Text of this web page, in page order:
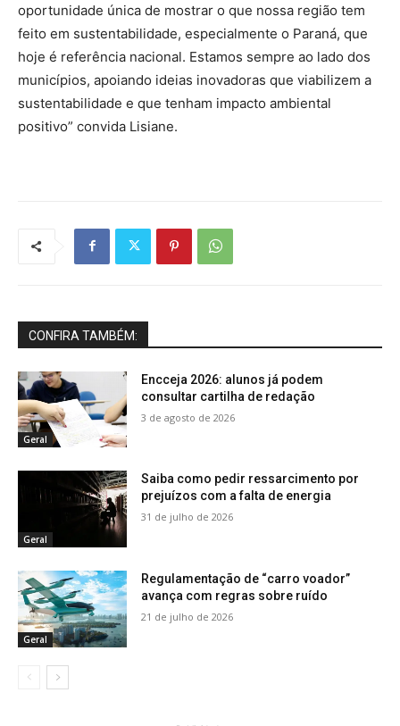
oportunidade única de mostrar o que nossa região tem
feito em sustentabilidade, especialmente o Paraná, que
hoje é referência nacional. Estamos sempre ao lado dos
municípios, apoiando ideias inovadoras que viabilizem a
sustentabilidade e que tenham impacto ambiental
positivo” convida Lisiane.
CONFIRA TAMBÉM:
Geral
Encceja 2026: alunos já podem
consultar cartilha de redação
3 de agosto de 2026
Geral
Saiba como pedir ressarcimento por
prejuízos com a falta de energia
31 de julho de 2026
Geral
Regulamentação de “carro voador”
avança com regras sobre ruído
21 de julho de 2026